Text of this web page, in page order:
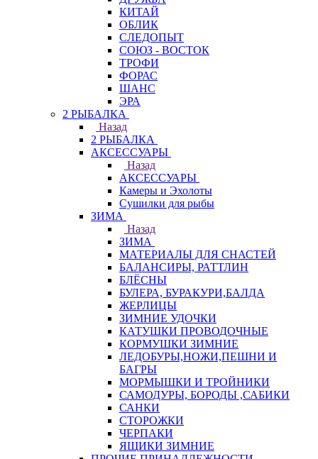
КИТАЙ
ОБЛИК
СЛЕДОПЫТ
СОЮЗ - ВОСТОК
ТРОФИ
ФОРАС
ШАНС
ЭРА
2 РЫБАЛКА
Назад
2 РЫБАЛКА
АКСЕССУАРЫ
Назад
АКСЕССУАРЫ
Камеры и Эхолоты
Сушилки для рыбы
ЗИМА
Назад
ЗИМА
МАТЕРИАЛЫ ДЛЯ СНАСТЕЙ
БАЛАНСИРЫ, РАТТЛИН
БЛЁСНЫ
БУЛЕРА, БУРАКУРИ,БАЛДА
ЖЕРЛИЦЫ
ЗИМНИЕ УДОЧКИ
КАТУШКИ ПРОВОДОЧНЫЕ
КОРМУШКИ ЗИМНИЕ
ЛЕДОБУРЫ,НОЖИ,ПЕШНИ И
БАГРЫ
МОРМЫШКИ И ТРОЙНИКИ
САМОДУРЫ, БОРОДЫ ,САБИКИ
САНКИ
СТОРОЖКИ
ЧЕРПАКИ
ЯЩИКИ ЗИМНИЕ